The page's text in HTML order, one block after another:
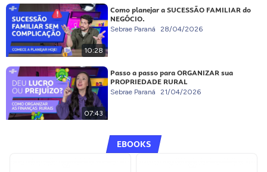
10:28
Como planejar a SUCESSÃO FAMILIAR do
NEGÓCIO.
Sebrae Paraná 28/04/2026
07:43
Passo a passo para ORGANIZAR sua
PROPRIEDADE RURAL
Sebrae Paraná 21/04/2026
EBOOKS